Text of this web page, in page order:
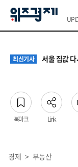
최신기사 서울 집값 다
최신기사 원·하청 교
최신기사 청소년 혐오
북마크 Link
경제 > 부동산